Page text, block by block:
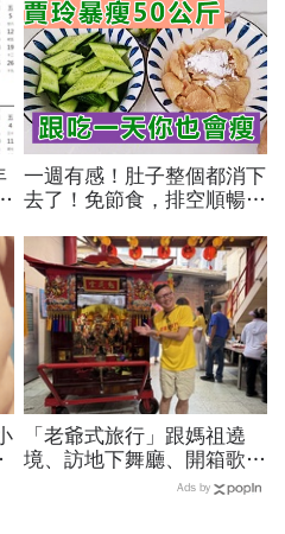
一週有感！肚子整個都消下
去了！免節食，排空順暢就
「老爺式旅行」跟媽祖遶
境、訪地下舞廳、開箱歌劇
院後台…國旅不只是國旅！
Ads by